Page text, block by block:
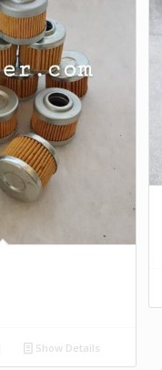
Show Details